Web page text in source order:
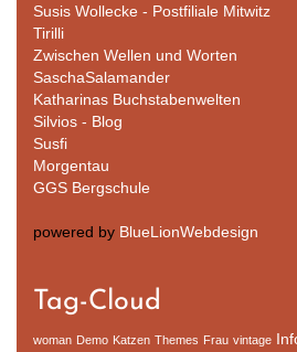
Susis Wollecke - Postfiliale Mitwitz
Tirilli
Zwischen Wellen und Worten
SaschaSalamander
Katharinas Buchstabenwelten
Silvios - Blog
Susfi
Morgentau
GGS Bergschule
powered by BlueLionWebdesign
Tag-Cloud
woman Demo Katzen Themes Frau vintage